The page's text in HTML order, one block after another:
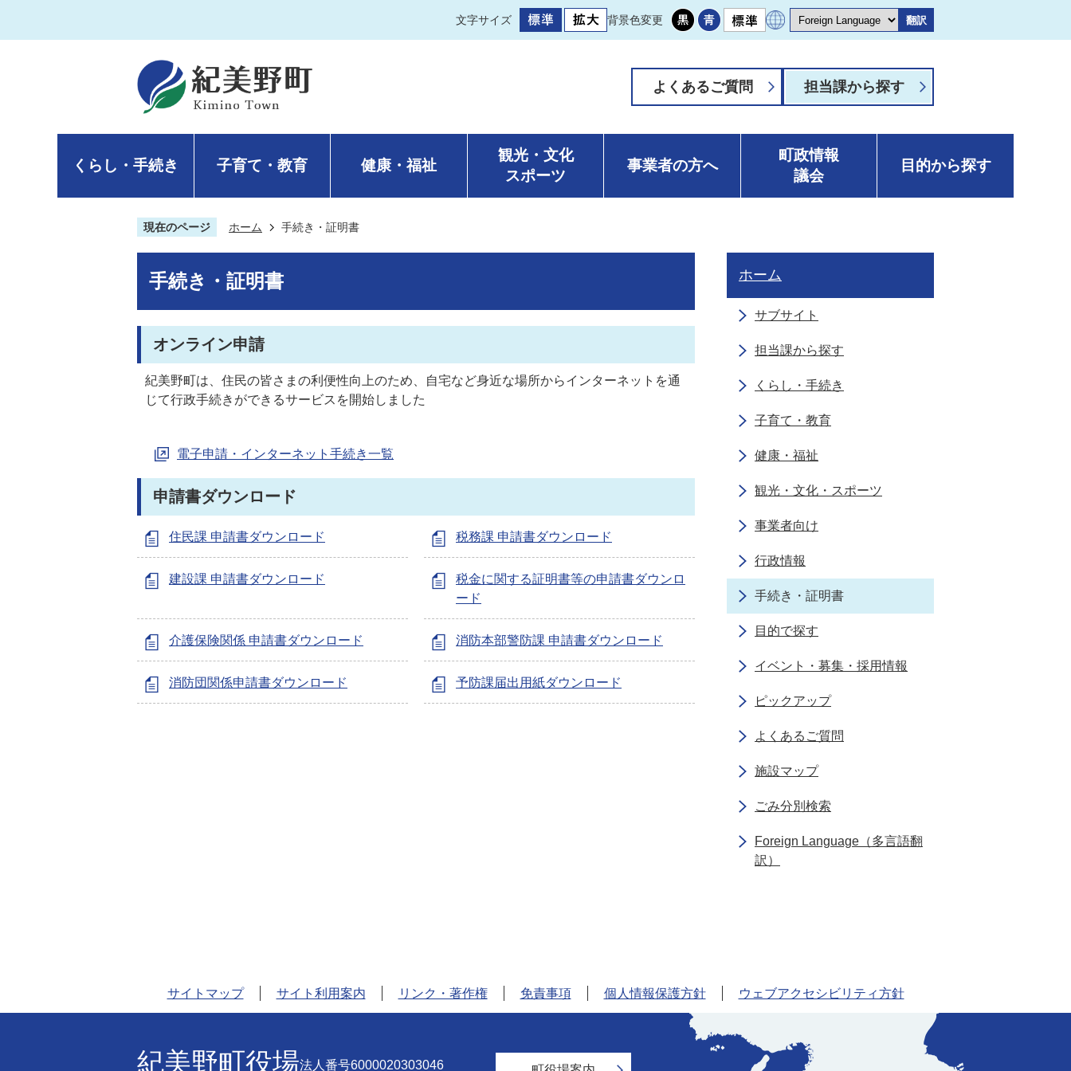
文字サイズ 背景色変更 翻訳
よくあるご質問 担当課から探す
くらし・手続き 子育て・教育 健康・福祉
観光・文化
スポーツ
事業者の方へ
町政情報
議会
目的から探す
現在のページ ホーム 手続き・証明書
手続き・証明書
オンライン申請
紀美野町は、住民の皆さまの利便性向上のため、自宅など身近な場所からインターネットを通
じて行政手続きができるサービスを開始しました
電子申請・インターネット手続き一覧
申請書ダウンロード
住民課 申請書ダウンロード 税務課 申請書ダウンロード
建設課 申請書ダウンロード
税金に関する証明書等の申請書ダウンロ
ード
介護保険関係 申請書ダウンロード 消防本部警防課 申請書ダウンロード
消防団関係申請書ダウンロード 予防課届出用紙ダウンロード
ホーム
サブサイト
担当課から探す
くらし・手続き
子育て・教育
健康・福祉
観光・文化・スポーツ
事業者向け
行政情報
手続き・証明書
目的で探す
イベント・募集・採用情報
ピックアップ
よくあるご質問
施設マップ
ごみ分別検索
Foreign Language（多言語翻
訳）
サイトマップ サイト利用案内 リンク・著作権 免責事項 個人情報保護方針 ウェブアクセシビリティ方針
紀美野町役場法人番号6000020303046
和
歌